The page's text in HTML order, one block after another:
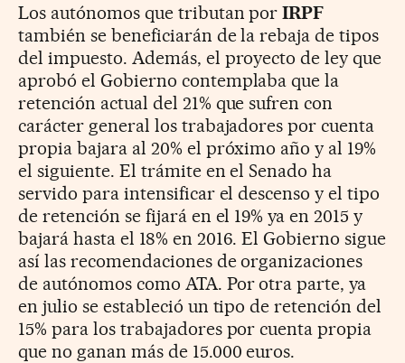
Los autónomos que tributan porIRPF
también se beneficiarán de la rebaja de tipos
del impuesto. Además, el proyecto de ley que
aprobó el Gobierno contemplaba que la
retención actual del 21% que sufren con
carácter general los trabajadores por cuenta
propia bajara al 20% el próximo año y al 19%
el siguiente. El trámite en el Senado ha
servido para intensificar el descenso y el tipo
de retención se fijará en el 19% ya en 2015 y
bajará hasta el 18% en 2016. El Gobierno sigue
así las recomendaciones de organizaciones
de autónomos como ATA. Por otra parte, ya
en julio se estableció un tipo de retención del
15% para los trabajadores por cuenta propia
que no ganan más de 15.000 euros.